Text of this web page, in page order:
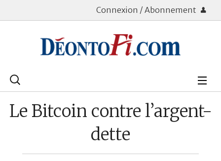
Connexion / Abonnement
Rechercher
Déontologie
Le Bitcoin contre l’argent-
dette